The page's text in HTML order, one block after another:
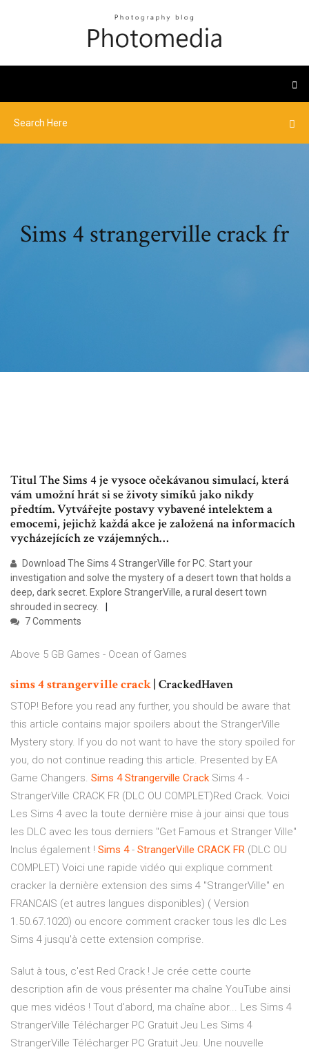
Sims 4 strangerville crack fr
Titul The Sims 4 je vysoce očekávanou simulací, která
vám umožní hrát si se životy simíků jako nikdy
předtím. Vytvářejte postavy vybavené intelektem a
emocemi, jejichž každá akce je založená na informacích
vycházejících ze vzájemných…
Download The Sims 4 StrangerVille for PC. Start your
investigation and solve the mystery of a desert town that holds a
deep, dark secret. Explore StrangerVille, a rural desert town
shrouded in secrecy.
7 Comments
Above 5 GB Games - Ocean of Games
sims4strangervillecrack| CrackedHaven
STOP! Before you read any further, you should be aware that
this article contains major spoilers about the StrangerVille
Mystery story. If you do not want to have the story spoiled for
you, do not continue reading this article. Presented by EA
Game Changers. Sims 4 Strangerville Crack Sims 4 -
StrangerVille CRACK FR (DLC OU COMPLET)Red Crack. Voici
Les Sims 4 avec la toute dernière mise à jour ainsi que tous
les DLC avec les tous derniers "Get Famous et Stranger Ville"
Inclus également ! Sims 4- StrangerVille CRACK FR (DLC OU
COMPLET) Voici une rapide vidéo qui explique comment
cracker la dernière extension des sims 4 "StrangerVille" en
FRANCAIS (et autres langues disponibles) ( Version
1.50.67.1020) ou encore comment cracker tous les dlc Les
Sims 4 jusqu'à cette extension comprise.
Salut à tous, c'est Red Crack ! Je crée cette courte
description afin de vous présenter ma chaîne YouTube ainsi
que mes vidéos ! Tout d'abord, ma chaîne abor... Les Sims 4
StrangerVille Télécharger PC Gratuit Jeu Les Sims 4
StrangerVille Télécharger PC Gratuit Jeu. Une nouvelle